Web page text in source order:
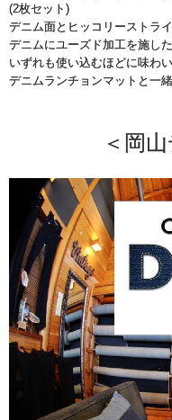
(2枚セット)
デニム面とヒッコリーストラ
デニムにユーズド加工を施し
いずれも使い込むほどに味わ
デニムランチョンマットと一
＜岡